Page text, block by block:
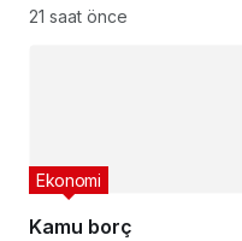
güncel akaryakıt
21 saat önce
Kamu borç
Ekonomi